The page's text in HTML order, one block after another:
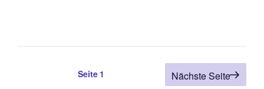
Seitennummerierung
Seite 1 Nächste Seite